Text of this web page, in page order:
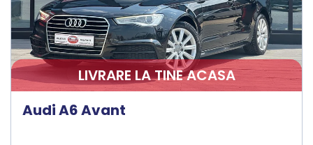
LIVRARE LA TINE ACASA
Audi A6 Avant